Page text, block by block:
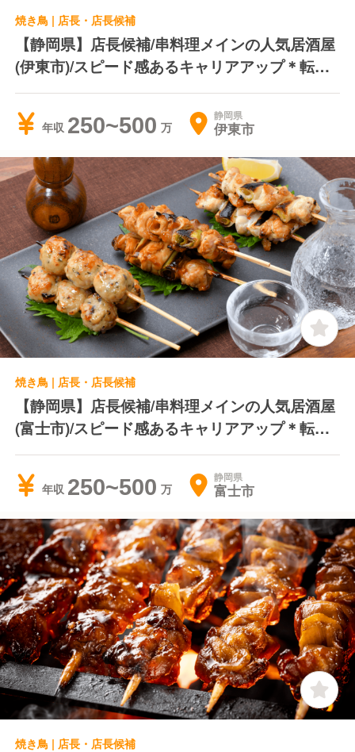
焼き鳥 | 店長・店長候補
【静岡県】店長候補/串料理メインの人気居酒屋
(伊東市)/スピード感あるキャリアアップ＊転居
費用負担＊独立支援制度あり
年収 250~500 静岡県
伊東市
焼き鳥 | 店長・店長候補
【静岡県】店長候補/串料理メインの人気居酒屋
(富士市)/スピード感あるキャリアアップ＊転居
費用負担＊独立支援制度あり
年収 250~500 静岡県
富士市
焼き鳥 | 店長・店長候補